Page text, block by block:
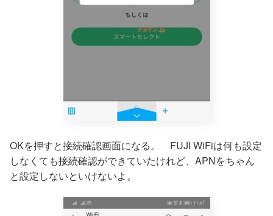
OKを押すと接続確認画面になる。 FUJI WiFiは何も設定
しなくても接続確認ができていたけれど、APNをちゃん
と設定しないといけないよ。